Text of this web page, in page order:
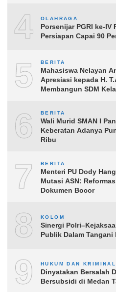
4 OLAHRAGA
Porsenijar PGRI ke-IV
Persiapan Capai 90
5 BERITA
Mahasiswa Nelayan
Apresiasi kepada H.
Membangun SDM
6 BERITA
Wali Murid SMAN I
Keberatan Adanya
Ribu
7 BERITA
Menteri PU Dody
Mutasi ASN:
Dokumen Bocor
8 KOLOM
Sinergi
Publik Dalam
9 HUKUM DAN KRIMINAL
Dinyatakan Bersalah
Bersubsidi di Medan